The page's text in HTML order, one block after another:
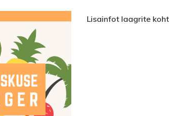
Lisainfot laagrite